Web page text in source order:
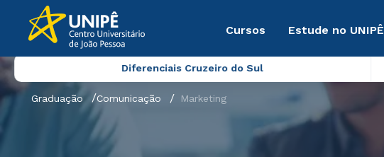
Cursos Estude no UNIPÊ
Diferenciais Cruzeiro do Sul
Graduação Comunicação Marketing